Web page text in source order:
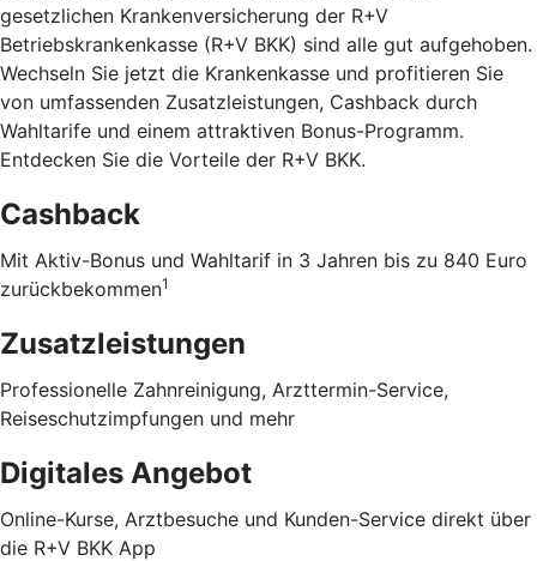
gesetzlichen Krankenversicherung der R+V
Betriebskrankenkasse (R+V BKK) sind alle gut aufgehoben.
Wechseln Sie jetzt die Krankenkasse und profitieren Sie
von umfassenden Zusatzleistungen, Cashback durch
Wahltarife und einem attraktiven Bonus-Programm.
Entdecken Sie die Vorteile der R+V BKK.
Cashback
Mit Aktiv-Bonus und Wahltarif in 3 Jahren bis zu 840 Euro
zurückbekommen1
Zusatzleistungen
Professionelle Zahnreinigung, Arzttermin-Service,
Reiseschutzimpfungen und mehr
Digitales Angebot
Online-Kurse, Arztbesuche und Kunden-Service direkt über
die R+V BKK App